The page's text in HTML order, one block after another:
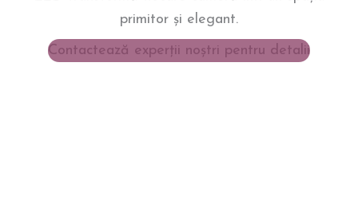
primitor și elegant.
Contactează experții noștri pentru detalii